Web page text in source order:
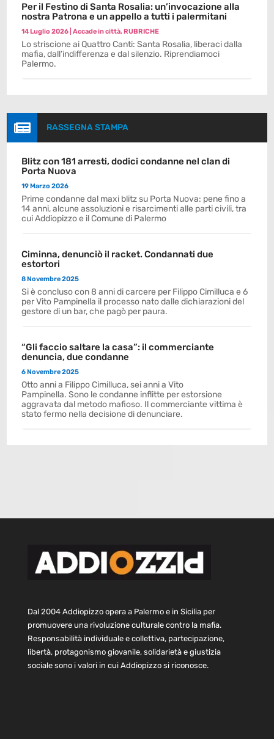
Per il Festino di Santa Rosalia: un’invocazione alla
nostra Patrona e un appello a tutti i palermitani
14 Luglio 2026 |Accade in città,RUBRICHE
Lo striscione ai Quattro Canti: Santa Rosalia, liberaci dalla
mafia, dall’indifferenza e dal silenzio. Riprendiamoci
Palermo.
 RASSEGNA STAMPA
Blitz con 181 arresti, dodici condanne nel clan di
Porta Nuova
19 Marzo 2026
Prime condanne dal maxi blitz su Porta Nuova: pene fino a
14 anni, alcune assoluzioni e risarcimenti alle parti civili, tra
cui Addiopizzo e il Comune di Palermo
Ciminna, denunciò il racket. Condannati due
estortori
8 Novembre 2025
Si è concluso con 8 anni di carcere per Filippo Cimilluca e 6
per Vito Pampinella il processo nato dalle dichiarazioni del
gestore di un bar, che pagò per paura.
“Gli faccio saltare la casa”: il commerciante
denuncia, due condanne
6 Novembre 2025
Otto anni a Filippo Cimilluca, sei anni a Vito
Pampinella. Sono le condanne inflitte per estorsione
aggravata dal metodo mafioso. Il commerciante vittima è
stato fermo nella decisione di denunciare.
Dal 2004 Addiopizzo opera a Palermo e in Sicilia per
promuovere una rivoluzione culturale contro la mafia.
Responsabilità individuale e collettiva, partecipazione,
libertà, protagonismo giovanile, solidarietà e giustizia
sociale sono i valori in cui Addiopizzo si riconosce.